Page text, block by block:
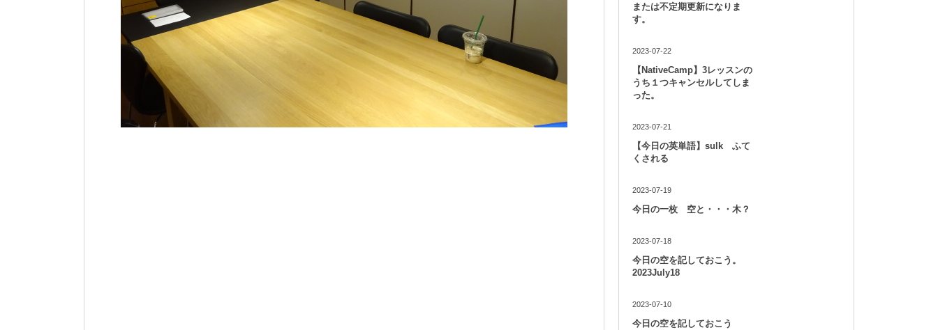
または不定期更新になりま
す。
2023-07-22
【NativeCamp】3レッスンの
うち１つキャンセルしてしま
った。
2023-07-21
【今日の英単語】sulk ふて
くされる
2023-07-19
今日の一枚 空と・・・木？
2023-07-18
今日の空を記しておこう。
2023July18
2023-07-10
今日の空を記しておこう